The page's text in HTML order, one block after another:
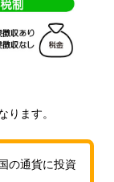
ます。
の通貨に投資